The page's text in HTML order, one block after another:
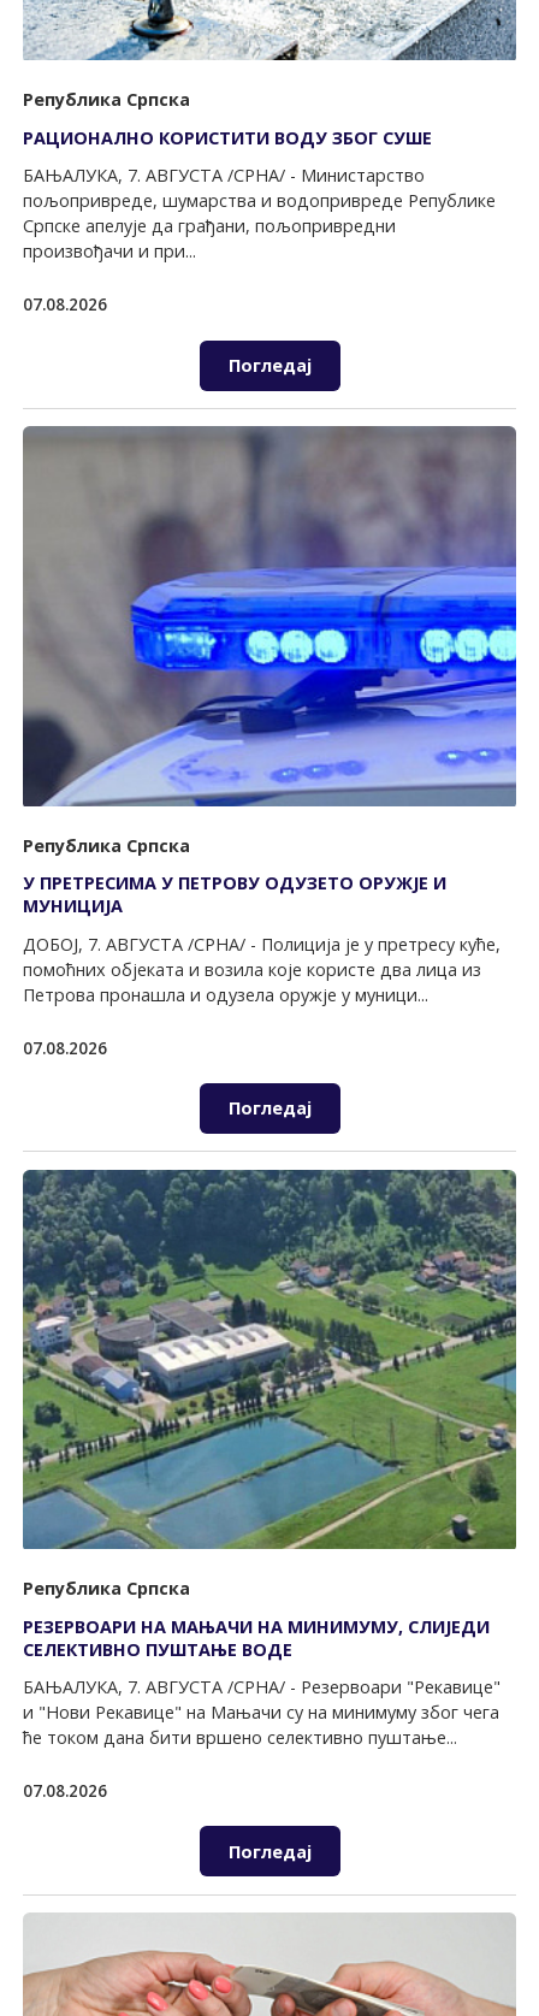
Република Српска
РАЦИОНАЛНО КОРИСТИТИ ВОДУ ЗБОГ СУШЕ
БАЊАЛУКА, 7. АВГУСТА /СРНА/ - Министарство
пољопривреде, шумарства и водопривреде Републике
Српске апелује да грађани, пољопривредни
произвођачи и при...
07.08.2026
Погледај
Република Српска
У ПРЕТРЕСИМА У ПЕТРОВУ ОДУЗЕТО ОРУЖЈЕ И
МУНИЦИЈА
ДОБОЈ, 7. АВГУСТА /СРНА/ - Полиција је у претресу куће,
помоћних објеката и возила које користе два лица из
Петрова пронашла и одузела оружје у муници...
07.08.2026
Погледај
Република Српска
РЕЗЕРВОАРИ НА МАЊАЧИ НА МИНИМУМУ, СЛИЈЕДИ
СЕЛЕКТИВНО ПУШТАЊЕ ВОДЕ
БАЊАЛУКА, 7. АВГУСТА /СРНА/ - Резервоари "Рекавице"
и "Нови Рекавице" на Мањачи су на минимуму због чега
ће током дана бити вршено селективно пуштање...
07.08.2026
Погледај